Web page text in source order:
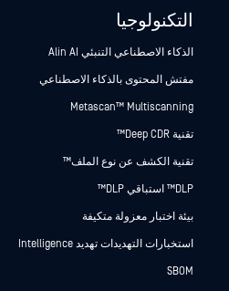
التكنولوجيا
الذكاء الاصطناعي التنبئي Alin AI
مفتش المحتوى بالذكاء الاصطناعي
Metascan™ Multiscanning
تقنية Deep CDR™
تقنية الكشف عن نوع الملف™
DLP™ استباقي DLP™
بيئة اختبار معزولة متكيفة
استخبارات التهديدات تهديد Intelligence
SBOM